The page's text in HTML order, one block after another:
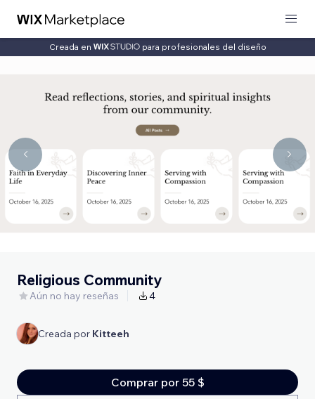
Creada en para profesionales del diseño
Religious Community
Aún no hay reseñas 4
Creada por Kitteeh
Comprar por 55 $